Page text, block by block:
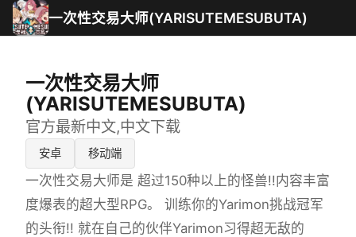
一次性交易大师(YARISUTEMESUBUTA)
一次性交易大师
(YARISUTEMESUBUTA)
官方最新中文,中文下载
安卓 移动端
一次性交易大师是 超过150种以上的怪兽!!内容丰富
度爆表的超大型RPG。 训练你的Yarimon挑战冠军
的头衔!! 就在自己的伙伴Yarimon习得超无敌的